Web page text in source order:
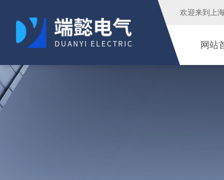
欢迎来到 上
网站